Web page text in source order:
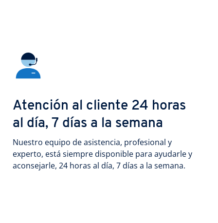
Atención al cliente 24 horas
al día, 7 días a la semana
Nuestro equipo de asistencia, profesional y
experto, está siempre disponible para ayudarle y
aconsejarle, 24 horas al día, 7 días a la semana.